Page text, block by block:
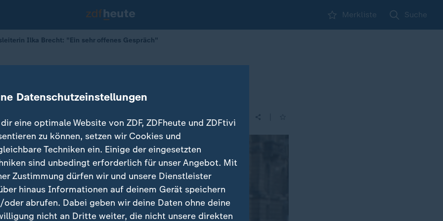
Merkliste Suche
Ilka Brecht: "Ein sehr offenes Gespräch"
Ilka Brecht
Gespräch"
Datenschutzeinstellungen
eine optimale Website von ZDF, ZDFheute und ZDFtivi
zu können, setzen wir Cookies und
Techniken ein. Einige der eingesetzten
sind unbedingt erforderlich für unser Angebot. Mit
Zustimmung dürfen wir und unsere Dienstleister
hinaus Informationen auf deinem Gerät speichern
oder abrufen. Dabei geben wir deine Daten ohne deine
nicht an Dritte weiter, die nicht unsere direkten